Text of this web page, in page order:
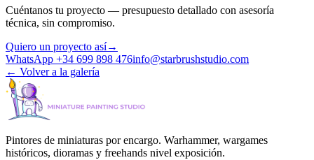
Cuéntanos tu proyecto — presupuesto detallado con asesoría
técnica, sin compromiso.
Quiero un proyecto así→
WhatsApp +34 699 898 476info@starbrushstudio.com
← Volver a la galería
Pintores de miniaturas por encargo. Warhammer, wargames
históricos, dioramas y freehands nivel exposición.